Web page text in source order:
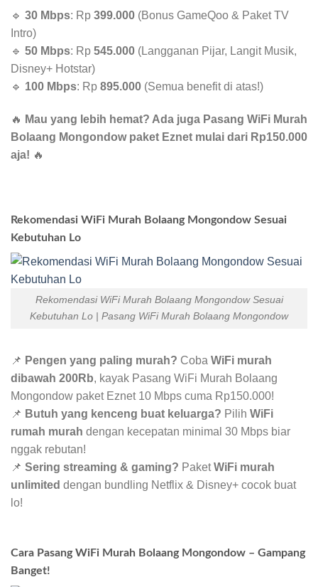
🔹 30 Mbps: Rp 399.000 (Bonus GameQoo & Paket TV
Intro)
🔹 50 Mbps: Rp 545.000 (Langganan Pijar, Langit Musik,
Disney+ Hotstar)
🔹 100 Mbps: Rp 895.000 (Semua benefit di atas!)
🔥 Mau yang lebih hemat? Ada juga Pasang WiFi Murah
Bolaang Mongondow paket Eznet mulai dari Rp150.000
aja! 🔥
Rekomendasi WiFi Murah Bolaang Mongondow Sesuai
Kebutuhan Lo
Rekomendasi WiFi Murah Bolaang Mongondow Sesuai
Kebutuhan Lo | Pasang WiFi Murah Bolaang Mongondow
📌 Pengen yang paling murah? Coba WiFi murah
dibawah 200Rb, kayak Pasang WiFi Murah Bolaang
Mongondow paket Eznet 10 Mbps cuma Rp150.000!
📌 Butuh yang kenceng buat keluarga? Pilih WiFi
rumah murah dengan kecepatan minimal 30 Mbps biar
nggak rebutan!
📌 Sering streaming & gaming? PaketWiFi murah
unlimited dengan bundling Netflix & Disney+ cocok buat
lo!
Cara Pasang WiFi Murah Bolaang Mongondow – Gampang
Banget!